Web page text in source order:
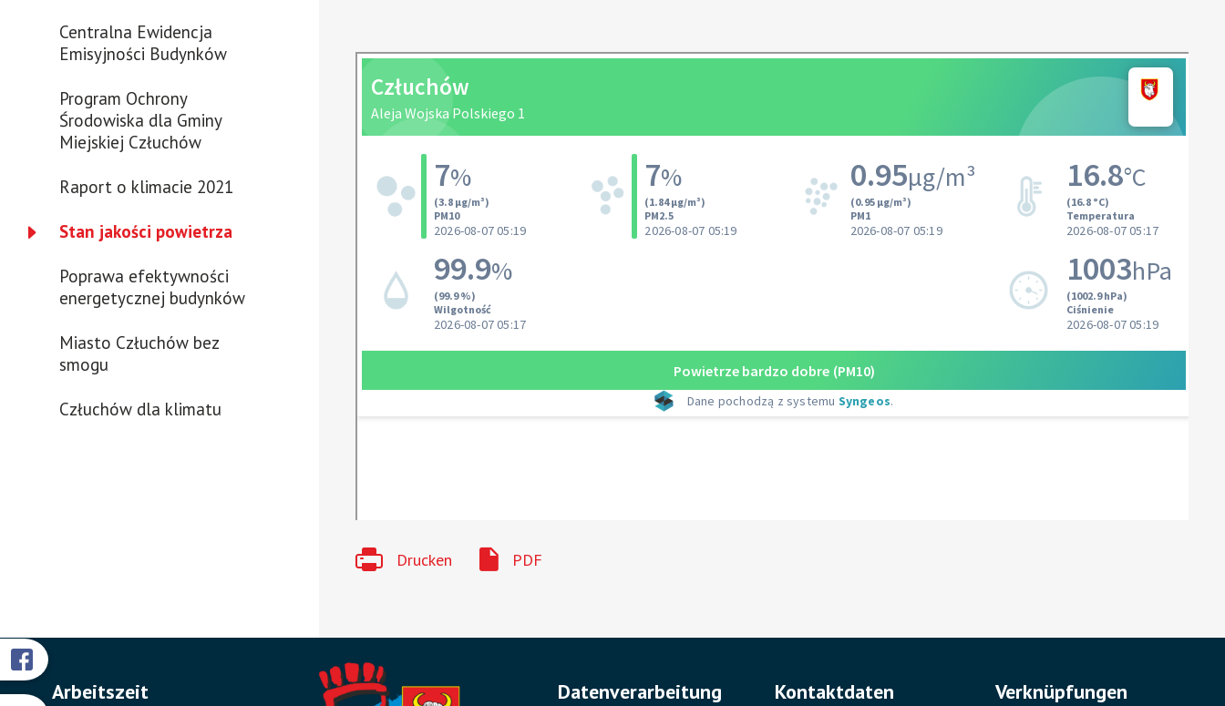
Centralna Ewidencja
Emisyjności Budynków
Program Ochrony
Środowiska dla Gminy
Miejskiej Człuchów
Raport o klimacie 2021
Stan jakości powietrza
Poprawa efektywności
energetycznej budynków
Miasto Człuchów bez
smogu
Człuchów dla klimatu
Drucken PDF
Arbeitszeit Datenverarbeitung Kontaktdaten Verknüpfungen
Przyklejone
Wird
in